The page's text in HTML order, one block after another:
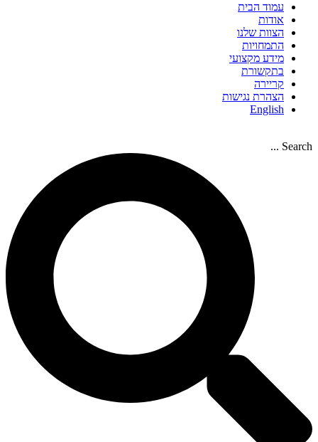
עמוד הבית
אודות
הצוות שלנו
התמחויות
מידע מקצועי
בתקשורת
קריירה
הצהרת נגישות
English
Search ...